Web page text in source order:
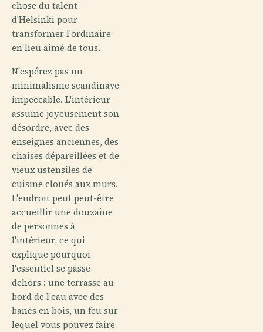
chose du talent
d'Helsinki pour
transformer l'ordinaire
en lieu aimé de tous.
N'espérez pas un
minimalisme scandinave
impeccable. L'intérieur
assume joyeusement son
désordre, avec des
enseignes anciennes, des
chaises dépareillées et de
vieux ustensiles de
cuisine cloués aux murs.
L'endroit peut peut-être
accueillir une douzaine
de personnes à
l'intérieur, ce qui
explique pourquoi
l'essentiel se passe
dehors : une terrasse au
bord de l'eau avec des
bancs en bois, un feu sur
lequel vous pouvez faire